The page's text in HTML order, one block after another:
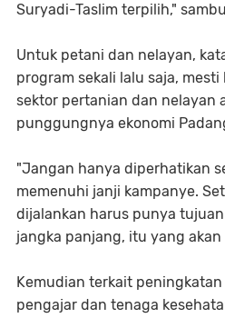
Suryadi-Taslim terpilih,"
Untuk petani dan nelayan,
program sekali lalu saja,
sektor pertanian dan nelayan
punggungnya ekonomi
"Jangan hanya diperhatikan
memenuhi janji kampanye.
dijalankan harus punya
jangka panjang, itu yang
Kemudian terkait
pengajar dan tenaga